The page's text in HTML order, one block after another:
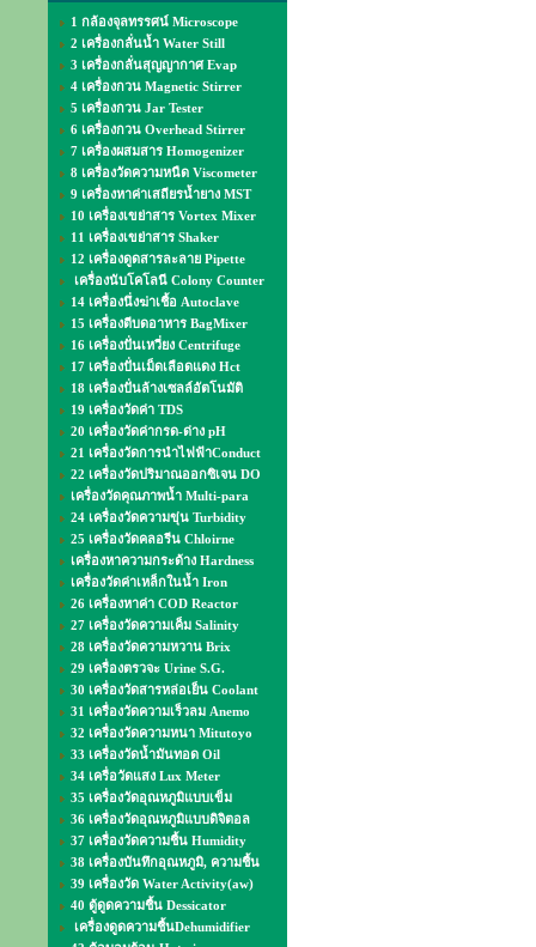
1 กล้องจุลทรรศน์ Microscope
2 เครื่องกลั่นน้ำ Water Still
3 เครื่องกลั่นสุญญากาศ Evap
4 เครื่องกวน Magnetic Stirrer
5 เครื่องกวน Jar Tester
6 เครื่องกวน Overhead Stirrer
7 เครื่องผสมสาร Homogenizer
8 เครื่องวัดความหนืด Viscometer
9 เครื่องหาค่าเสถียรน้ำยาง MST
10 เครื่องเขย่าสาร Vortex Mixer
11 เครื่องเขย่าสาร Shaker
12 เครื่องดูดสารละลาย Pipette
เครื่องนับโคโลนี Colony Counter
14 เครื่องนึ่งฆ่าเชื้อ Autoclave
15 เครื่องตีบดอาหาร BagMixer
16 เครื่องปั่นเหวี่ยง Centrifuge
17 เครื่องปั่นเม็ดเลือดแดง Hct
18 เครื่องปั่นล้างเซลล์อัตโนมัติ
19 เครื่องวัดค่า TDS
20 เครื่องวัดค่ากรด-ด่าง pH
21 เครื่องวัดการนำไฟฟ้าConduct
22 เครื่องวัดปริมาณออกซิเจน DO
เครื่องวัดคุณภาพน้ำ Multi-para
24 เครื่องวัดความขุ่น Turbidity
25 เครื่องวัดคลอรีน Chloirne
เครื่องหาความกระด้าง Hardness
เครื่องวัดค่าเหล็กในน้ำ Iron
26 เครื่องหาค่า COD Reactor
27 เครื่องวัดความเค็ม Salinity
28 เครื่องวัดความหวาน Brix
29 เครื่องตรวจะ Urine S.G.
30 เครื่องวัดสารหล่อเย็น Coolant
31 เครื่องวัดความเร็วลม Anemo
32 เครื่องวัดความหนา Mitutoyo
33 เครื่องวัดน้ำมันทอด Oil
34 เครื่อวัดแสง Lux Meter
35 เครื่องวัดอุณหภูมิแบบเข็ม
36 เครื่องวัดอุณหภูมิแบบดิจิตอล
37 เครื่องวัดความชื้น Humidity
38 เครื่องบันทึกอุณหภูมิ, ความชื้น
39 เครื่องวัด Water Activity(aw)
40 ตู้ดูดความชื้น Dessicator
เครื่องดูดความชื้นDehumidifier